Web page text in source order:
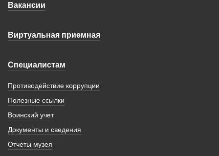
Вакансии
Виртуальная приемная
Специалистам
Противодействие коррупции
Полезные ссылки
Воинский учет
Документы и сведения
Отчеты музея